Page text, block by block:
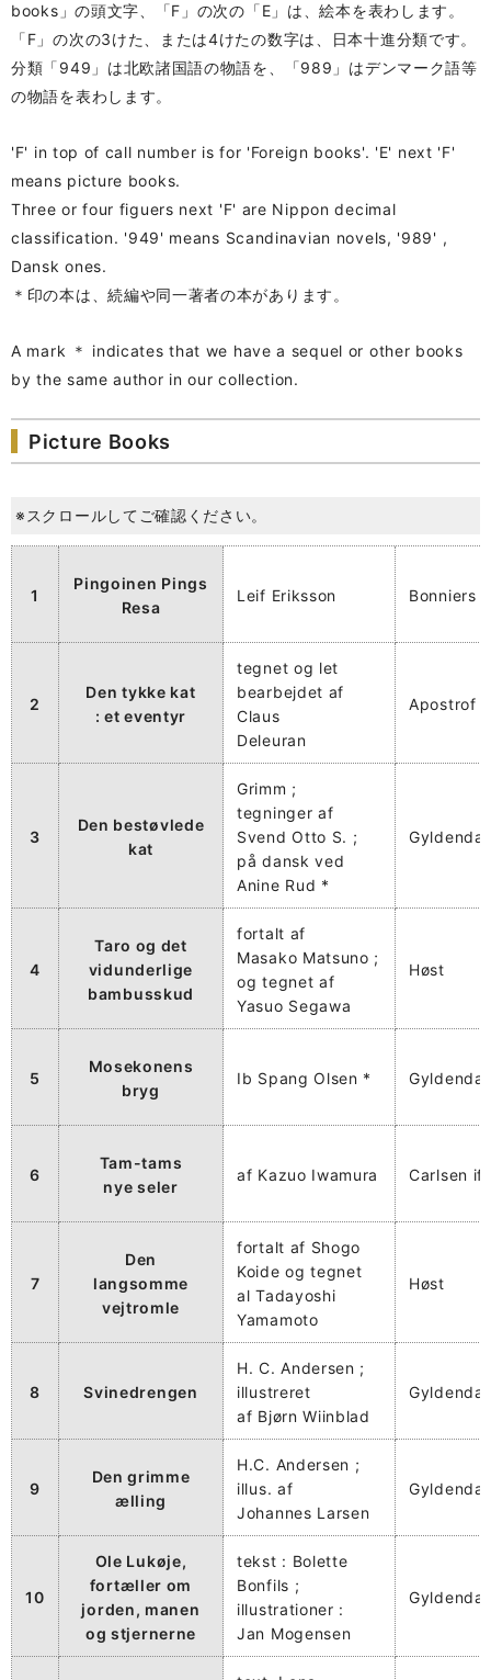
books」の頭文字、「F」の次の「E」は、絵本を表わします。
「F」の次の3けた、または4けたの数字は、日本十進分類です。
分類「949」は北欧諸国語の物語を、「989」はデンマーク語等
の物語を表わします。
'F' in top of call number is for 'Foreign books'. 'E' next 'F'
means picture books.
Three or four figuers next 'F' are Nippon decimal
classification. '949' means Scandinavian novels, '989' ,
Dansk ones.
＊印の本は、続編や同一著者の本があります。
A mark ＊ indicates that we have a sequel or other books
by the same author in our collection.
Picture Books
※スクロールしてご確認ください。
1
Pingoinen Pings
Resa
Leif Eriksson Bonniers
2
Den tykke kat
: et eventyr
tegnet og let
bearbejdet af
Claus
Deleuran
Apostrof
3
Den bestøvlede
kat
Grimm ;
tegninger af
Svend Otto S. ;
på dansk ved
Anine Rud *
Gyldendal
4
Taro og det
vidunderlige
bambusskud
fortalt af
Masako Matsuno ;
og tegnet af
Yasuo Segawa
Høst
5
Mosekonens
bryg
Ib Spang Olsen * Gyldendal
6
Tam-tams
nye seler
af Kazuo Iwamura Carlsen if
7
Den
langsomme
vejtromle
fortalt af Shogo
Koide og tegnet
al Tadayoshi
Yamamoto
Høst
8 Svinedrengen
H. C. Andersen ;
illustreret
af Bjørn Wiinblad
Gyldendal
9
Den grimme
ælling
H.C. Andersen ;
illus. af
Johannes Larsen
Gyldendal
10
Ole Lukøje,
fortæller om
jorden, manen
og stjernerne
tekst : Bolette
Bonfils ;
illustrationer :
Jan Mogensen
Gyldendal